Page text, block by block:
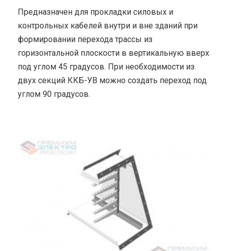
Предназначен для прокладки силовых и
контрольных кабелей внутри и вне зданий при
формировании перехода трассы из
горизонтальной плоскости в вертикальную вверх
под углом 45 градусов. При необходимости из
двух секций ККБ-УВ можно создать переход под
углом 90 градусов.